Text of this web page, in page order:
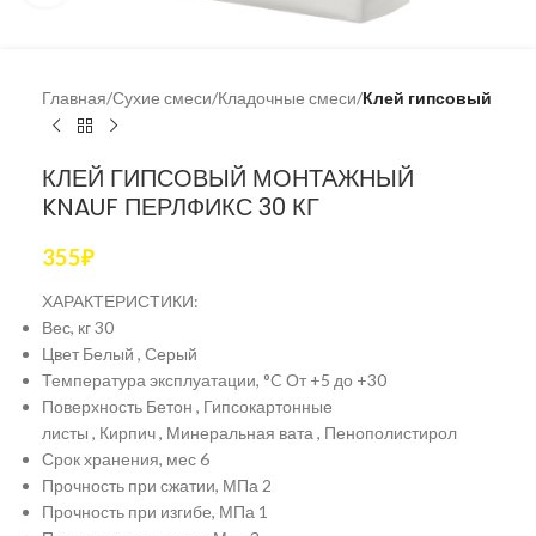
Главная Сухие смеси Кладочные смеси Клей гипсовый
КЛЕЙ ГИПСОВЫЙ МОНТАЖНЫЙ
KNAUF ПЕРЛФИКС 30 КГ
355₽
ХАРАКТЕРИСТИКИ:
Вес, кг 30
Цвет Белый , Серый
Температура эксплуатации, °C От +5 до +30
Поверхность Бетон , Гипсокартонные
листы , Кирпич , Минеральная вата , Пенополистирол
Срок хранения, мес 6
Прочность при сжатии, МПа 2
Прочность при изгибе, МПа 1